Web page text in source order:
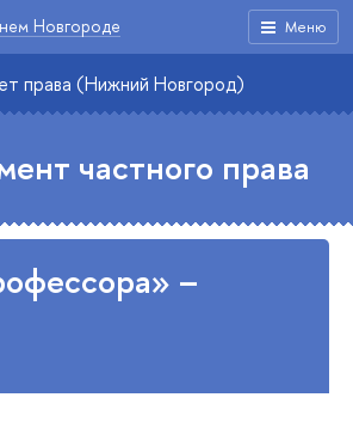
Меню
Новгороде
права (Нижний Новгород)
частного права
–